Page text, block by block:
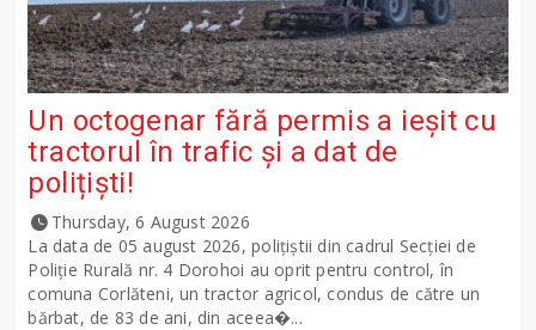
Un octogenar fără permis a ieșit cu
tractorul în trafic și a dat de
polițiști!
Thursday, 6 August 2026
La data de 05 august 2026, polițiștii din cadrul Secției de
Poliție Rurală nr. 4 Dorohoi au oprit pentru control, în
comuna Corlăteni, un tractor agricol, condus de către un
bărbat, de 83 de ani, din aceea�...